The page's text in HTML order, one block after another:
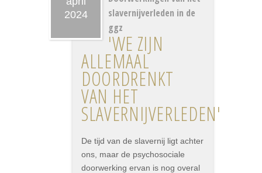
2024
slavernijverleden in de
ggz
'WE ZIJN
ALLEMAAL
DOORDRENKT
VAN HET
SLAVERNIJVERLEDEN'
De tijd van de slavernij ligt achter
ons, maar de psychosociale
doorwerking ervan is nog overal